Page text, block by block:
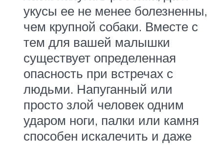
укусы ее не менее болезненны,
чем крупной собаки. Вместе с
тем для вашей малышки
существует определенная
опасность при встречах с
людьми. Напуганный или
просто злой человек одним
ударом ноги, палки или камня
способен искалечить и даже